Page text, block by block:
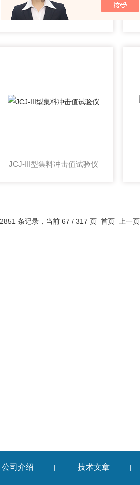
JCJ-III型集料冲击值试验仪
条记录，当前 67 / 317 页 首页 上一页
公司介绍 | 技术文章 |